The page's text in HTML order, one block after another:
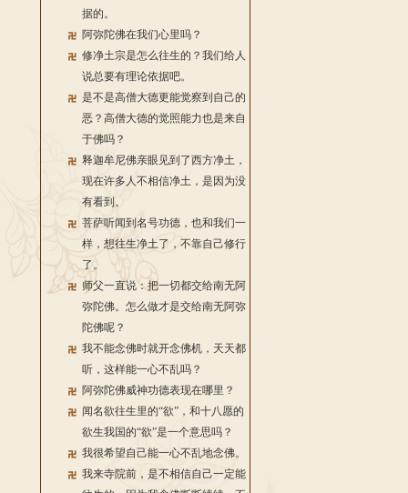
据的。
阿弥陀佛在我们心里吗？
修净土宗是怎么往生的？我们给人
说总要有理论依据吧。
是不是高僧大德更能觉察到自己的
恶？高僧大德的觉照能力也是来自
于佛吗？
释迦牟尼佛亲眼见到了西方净土，
现在许多人不相信净土，是因为没
有看到。
菩萨听闻到名号功德，也和我们一
样，想往生净土了，不靠自己修行
了。
师父一直说：把一切都交给南无阿
弥陀佛。怎么做才是交给南无阿弥
陀佛呢？
我不能念佛时就开念佛机，天天都
听，这样能一心不乱吗？
阿弥陀佛威神功德表现在哪里？
闻名欲往生里的“欲”，和十八愿的
欲生我国的“欲”是一个意思吗？
我很希望自己能一心不乱地念佛。
我来寺院前，是不相信自己一定能